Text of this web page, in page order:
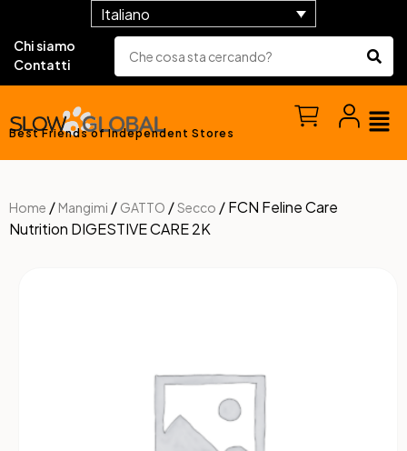
Italiano
Chi siamo
Contatti
Best Friends of Independent Stores
Home / Mangimi / GATTO /Secco / FCN Feline Care
Nutrition DIGESTIVE CARE 2K